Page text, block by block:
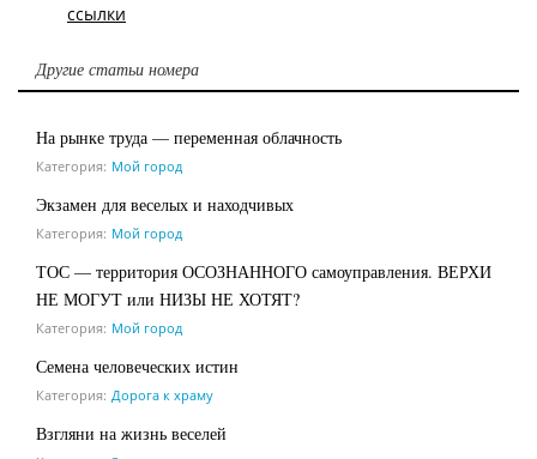
ссылки
Другие статьи номера
На рынке труда — переменная облачность
Категория: Мой город
Экзамен для веселых и находчивых
Категория: Мой город
ТОС — территория ОСОЗНАННОГО самоуправления. ВЕРХИ
НЕ МОГУТ или НИЗЫ НЕ ХОТЯТ?
Категория: Мой город
Семена человеческих истин
Категория: Дорога к храму
Взгляни на жизнь веселей